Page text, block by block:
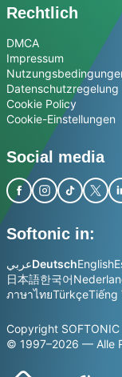
Rechtlich
DMCA
Impressum
Datenschutzregelung
Cookie Policy
Cookie-Einstellungen
Social media
Softonic in:
عربيDeutschEnglish
日本語한국어
ภาษาไทยTürkçeTiếng
Copyright SOFTONIC
© 1997–2026 — Alle